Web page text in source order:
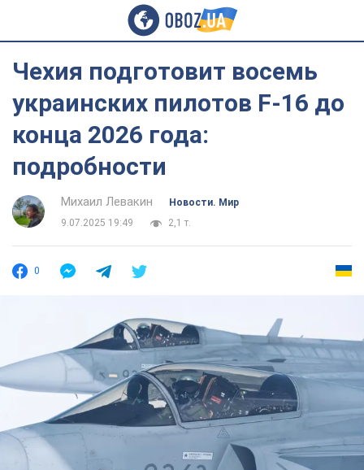
Чехия подготовит восемь
украинских пилотов F-16 до
конца 2026 года:
подробности
Михаил Левакин
Новости. Мир
9.07.2025 19:49
2,1 т.
0